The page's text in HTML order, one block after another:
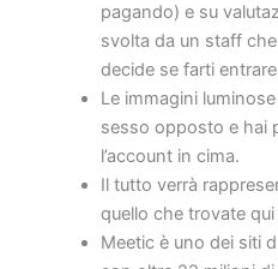
pagando) e su
svolta da un staff
decide se farti
Le immagini
sesso opposto e hai
l’account in cima.
Il tutto verrà
quello che trovate
Meetic è uno dei siti